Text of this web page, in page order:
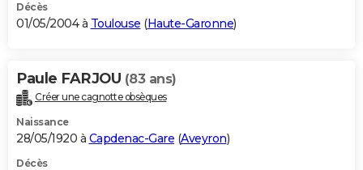
Décès
01/05/2004 à Toulouse (Haute-Garonne)
Paule FARJOU (83 ans)
Créer une cagnotte obsèques
Naissance
28/05/1920 à Capdenac-Gare (Aveyron)
Décès